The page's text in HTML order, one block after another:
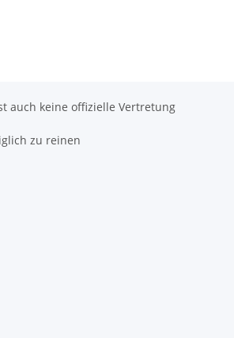
auch keine offizielle Vertretung
zu reinen